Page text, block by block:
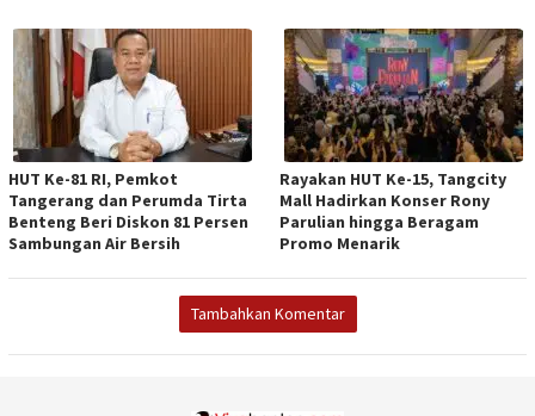
HUT Ke-81 RI, Pemkot
Tangerang dan Perumda Tirta
Benteng Beri Diskon 81 Persen
Sambungan Air Bersih
Rayakan HUT Ke-15, Tangcity
Mall Hadirkan Konser Rony
Parulian hingga Beragam
Promo Menarik
Tambahkan Komentar